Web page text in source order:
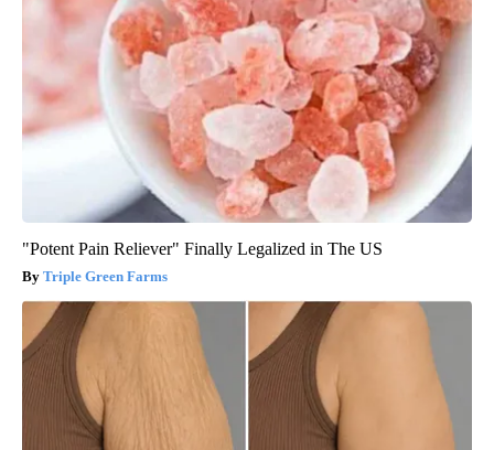
"Potent Pain Reliever" Finally Legalized in The US
Triple Green Farms